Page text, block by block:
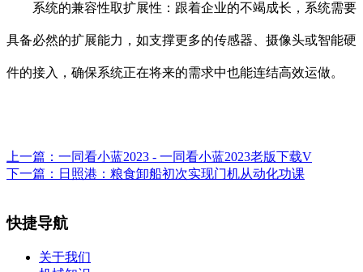
系统的兼容性取扩展性：跟着企业的不竭成长，系统需要
具备必然的扩展能力，如支撑更多的传感器、摄像头或智能硬
件的接入，确保系统正在将来的需求中也能连结高效运做。
上一篇： 一同看小蓝2023 - 一同看小蓝2023老版下载V
下一篇： 日照港：粮食卸船初次实现门机从动化功课
快捷导航
关于我们